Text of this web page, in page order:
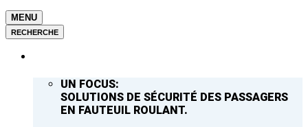
MENU
RECHERCHE
UN FOCUS:
SOLUTIONS DE SÉCURITÉ DES PASSAGERS
EN FAUTEUIL ROULANT.